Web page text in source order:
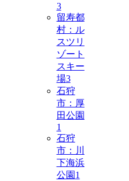
3
留寿都
村：ル
スツリ
ゾート
スキー
場3
石狩
市：厚
田公園
1
石狩
市：川
下海浜
公園 1